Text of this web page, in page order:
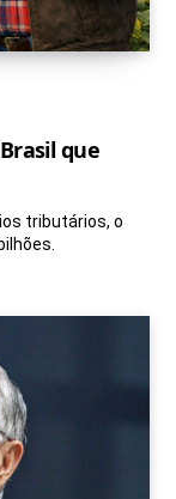
que
tributários, o